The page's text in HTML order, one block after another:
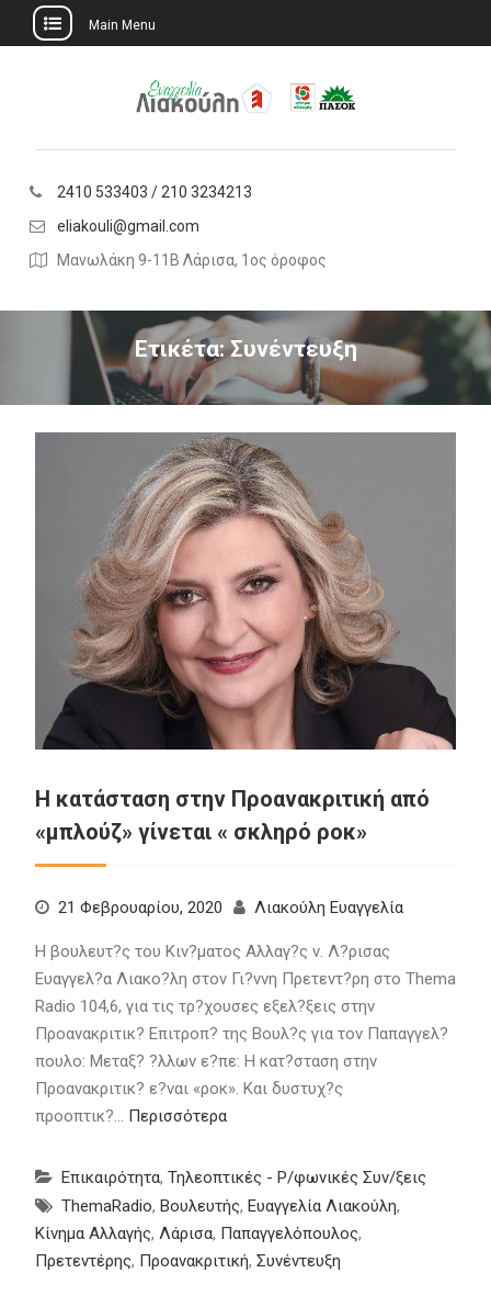
Main Menu
2410 533403 / 210 3234213
eliakouli@gmail.com
Μανωλάκη 9-11Β Λάρισα, 1ος όροφος
Ετικέτα:Συνέντευξη
Η κατάσταση στην Προανακριτική από
«μπλούζ» γίνεται « σκληρό ροκ»
21 Φεβρουαρίου, 2020 Λιακούλη Ευαγγελία
Η βουλευτ?ς του Κιν?ματος Αλλαγ?ς ν. Λ?ρισας
Ευαγγελ?α Λιακο?λη στον Γι?ννη Πρετεντ?ρη στο Thema
Radio 104,6, για τις τρ?χουσες εξελ?ξεις στην
Προανακριτικ? Επιτροπ? της Βουλ?ς για τον Παπαγγελ?
πουλο: Μεταξ? ?λλων ε?πε: Η κατ?σταση στην
Προανακριτικ? ε?ναι «ροκ». Και δυστυχ?ς
προοπτικ?… Περισσότερα
Επικαιρότητα, Τηλεοπτικές - Ρ/φωνικές Συν/ξεις
ThemaRadio, Βουλευτής, Ευαγγελία Λιακούλη,
Κίνημα Αλλαγής, Λάρισα, Παπαγγελόπουλος,
Πρετεντέρης, Προανακριτική, Συνέντευξη